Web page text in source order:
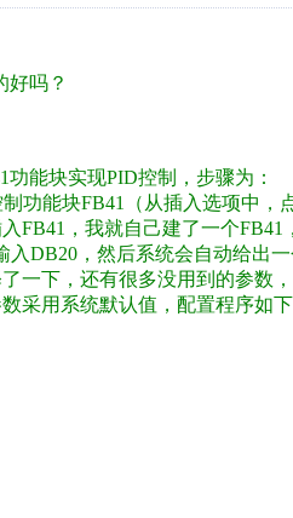
好吗？
功能块实现PID控制，步骤为：
功能块FB41（从插入选项中
FB41，我就自己建了一个
入DB20，然后系统会自动给出
一下，还有很多没用到的参数
采用系统默认值，配置程序如